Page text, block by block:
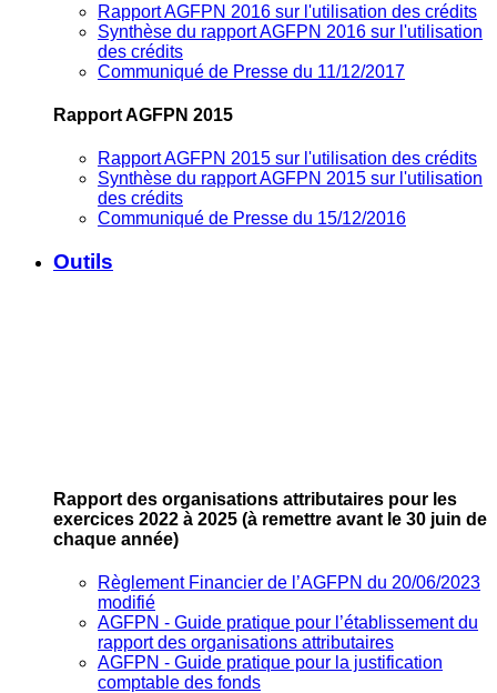
Rapport AGFPN 2016 sur l'utilisation des crédits
Synthèse du rapport AGFPN 2016 sur l'utilisation
des crédits
Communiqué de Presse du 11/12/2017
Rapport AGFPN 2015
Rapport AGFPN 2015 sur l'utilisation des crédits
Synthèse du rapport AGFPN 2015 sur l'utilisation
des crédits
Communiqué de Presse du 15/12/2016
Outils
Rapport des organisations attributaires pour les
exercices 2022 à 2025 (à remettre avant le 30 juin de
chaque année)
Règlement Financier de l’AGFPN du 20/06/2023
modifié
AGFPN ‐ Guide pratique pour l’établissement du
rapport des organisations attributaires
AGFPN ‐ Guide pratique pour la justification
comptable des fonds